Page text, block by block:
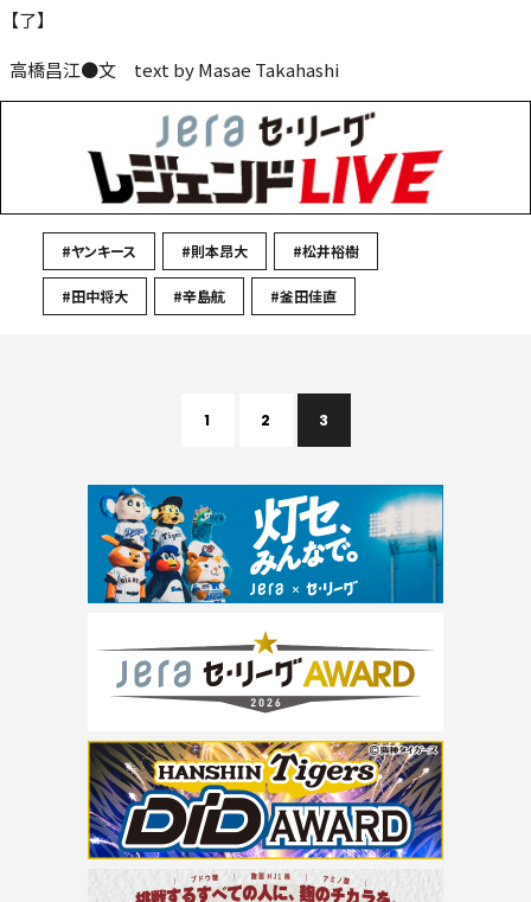
【了】
高橋昌江●文 text by Masae Takahashi
#ヤンキース #則本昂大 #松井裕樹
#田中将大 #辛島航 #釜田佳直
1 2 3